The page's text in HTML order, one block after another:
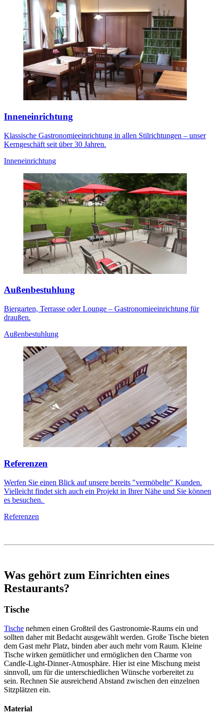
Inneneinrichtung
Klassische Gastronomieeinrichtung in allen Stilrichtungen – unser
Kerngeschäft seit über 30 Jahren.
Inneneinrichtung
Außenbestuhlung
Biergarten, Terrasse oder Lounge – Gastronomieeinrichtung für
draußen.
Außenbestuhlung
Referenzen
Werfen Sie einen Blick auf unsere bereits "vermöbelte" Kunden.
Vielleicht findet sich auch ein Projekt in Ihrer Nähe und Sie können
es besuchen.
Referenzen
Was gehört zum Einrichten eines
Restaurants?
Tische
Tische nehmen einen Großteil des Gastronomie-Raums ein und
sollten daher mit Bedacht ausgewählt werden. Große Tische bieten
dem Gast mehr Platz, binden aber auch mehr vom Raum. Kleine
Tische wirken gemütlicher und ermöglichen den Charme von
Candle-Light-Dinner-Atmosphäre. Hier ist eine Mischung meist
sinnvoll, um für die unterschiedlichen Wünsche vorbereitet zu
sein. Rechnen Sie ausreichend Abstand zwischen den einzelnen
Sitzplätzen ein.
Material